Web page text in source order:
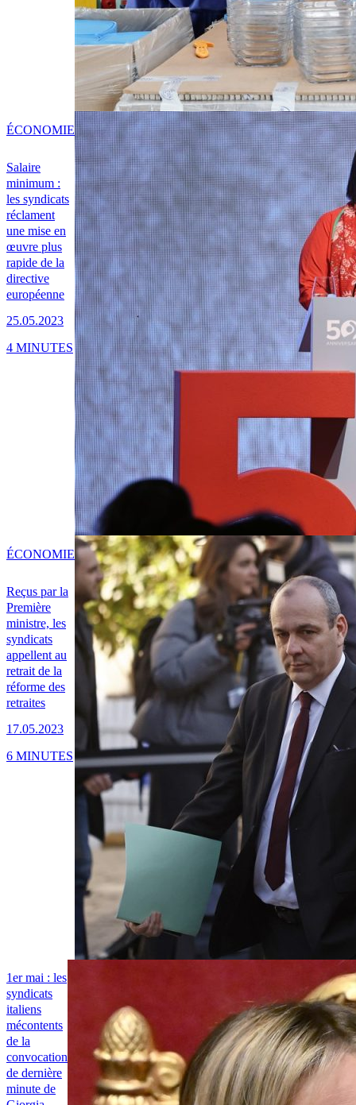
Salaire
minimum :
les syndicats
réclament
une mise en
œuvre plus
rapide de la
directive
européenne
25.05.2023
ÉCONOMIE
4 MINUTES
Reçus par la
Première
ministre, les
syndicats
appellent au
retrait de la
réforme des
retraites
17.05.2023
ÉCONOMIE
6 MINUTES
1er mai : les
syndicats
italiens
mécontents
de la
convocation
de dernière
minute de